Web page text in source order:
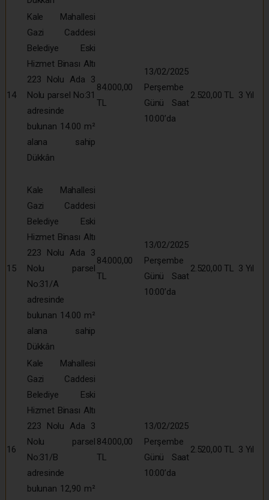
14
Kale Mahallesi
Gazi Caddesi
Belediye Eski
Hizmet Binası Altı
223 Nolu Ada 3
Nolu parsel No:31
adresinde
bulunan 14.00 m²
alana sahip
Dükkân
84.000,00
TL
13/02/2025
Perşembe
Günü Saat
10:00’da
2.520,00 TL 3 Yıl
15
Kale Mahallesi
Gazi Caddesi
Belediye Eski
Hizmet Binası Altı
223 Nolu Ada 3
Nolu parsel
No:31/A
adresinde
bulunan 14.00 m²
alana sahip
Dükkân
84.000,00
TL
13/02/2025
Perşembe
Günü Saat
10:00’da
2.520,00 TL 3 Yıl
16
Kale Mahallesi
Gazi Caddesi
Belediye Eski
Hizmet Binası Altı
223 Nolu Ada 3
Nolu parsel
No:31/B
adresinde
bulunan 12,90 m²
84.000,00
TL
13/02/2025
Perşembe
Günü Saat
10:00’da
2.520,00 TL 3 Yıl